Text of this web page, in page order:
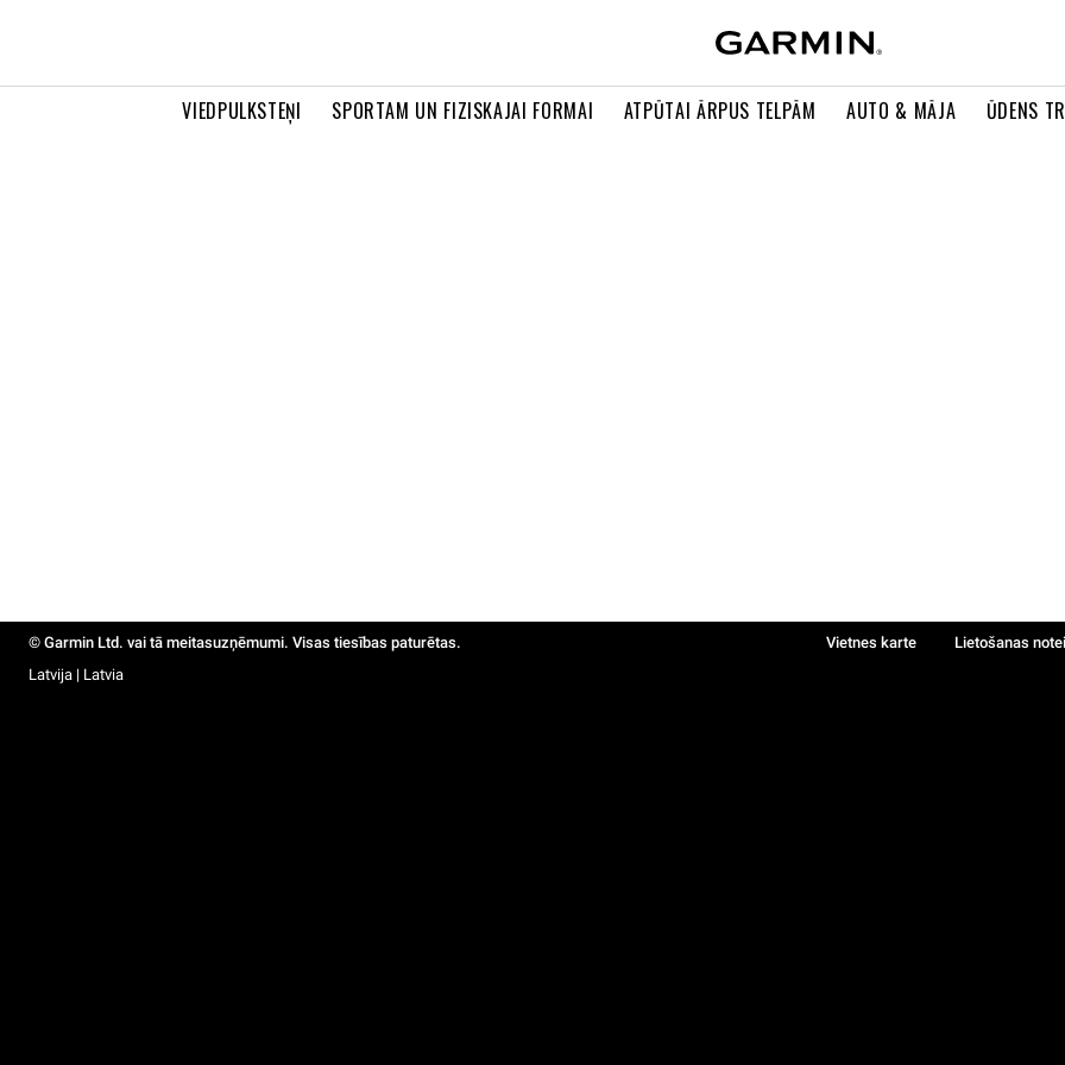
VIEDPULKSTEŅI SPORTAM UN FIZISKAJAI FORMAI ATPŪTAI ĀRPUS TELPĀM AUTO & MĀJA ŪDENS
© Garmin Ltd. vai tā meitasuzņēmumi. Visas tiesības paturētas. Vietnes karte Lietošanas
Latvija | Latvia